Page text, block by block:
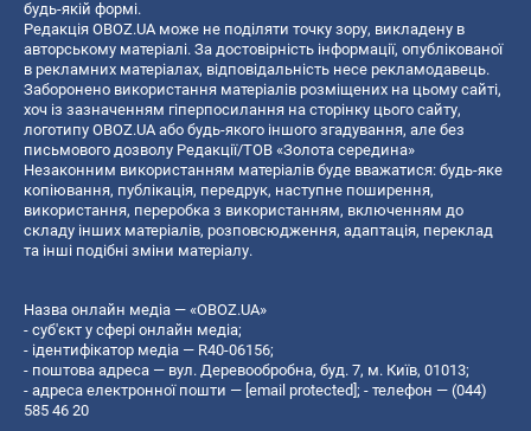
будь-якій формі.
Редакція OBOZ.UA може не поділяти точку зору, викладену в
авторському матеріалі. За достовірність інформації, опублікованої
в рекламних матеріалах, відповідальність несе рекламодавець.
Заборонено використання матеріалів розміщених на цьому сайті,
хоч із зазначенням гіперпосилання на сторінку цього сайту,
логотипу OBOZ.UA або будь-якого іншого згадування, але без
письмового дозволу Редакції/ТОВ «Золота середина»
Незаконним використанням матеріалів буде вважатися: будь-яке
копiювання, публiкацiя, передрук, наступне поширення,
використання, переробка з використанням, включенням до
складу інших матеріалів, розповсюдження, адаптація, переклад
та інші подібні зміни матеріалу.
Назва онлайн медіа — «OBOZ.UA»
- суб'єкт у сфері онлайн медіа;
- ідентифікатор медіа — R40-06156;
- поштова адреса — вул. Деревообробна, буд. 7, м. Київ, 01013;
- адреса електронної пошти — [email protected]; - телефон — (044)
585 46 20